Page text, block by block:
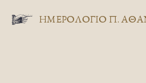
ΗΜΕΡΟΛΟΓΙΟ Π.